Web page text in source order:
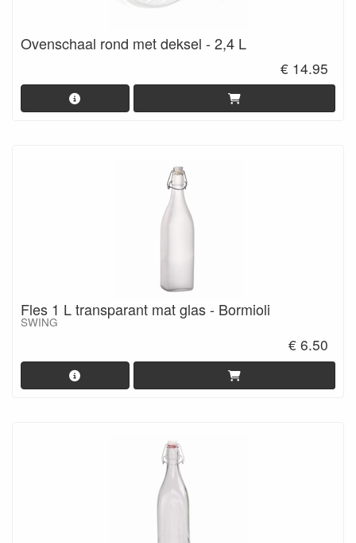
Ovenschaal rond met deksel - 2,4 L
€ 14.95
Fles 1 L transparant mat glas - Bormioli
SWING
€ 6.50